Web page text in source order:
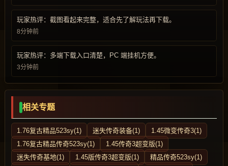
玩家热评：截图看起来完整，适合先了解玩法再下载。
8分钟前
玩家热评：多端下载入口清楚，PC 端挂机方便。
3分钟前
相关专题
1.76复古精品523sy(1) 迷失传奇装备(1)
1.45微变传奇3(1)
1.76复古精品传奇523sy(1)
1.45传奇3超变版(1)
迷失传奇基地(1)
1.45版传奇3超变版(1)
精品传奇523sy(1)